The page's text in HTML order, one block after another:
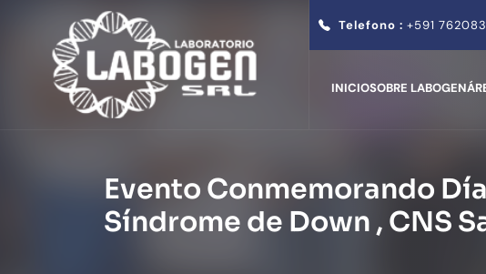
Telefono : +591
INICIOSOBRE LABOGEN
Evento Conmemorando
Síndrome de Down , CNS